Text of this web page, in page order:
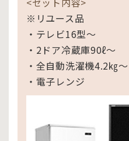
※リユース品
・テレビ16型～
・2ドア冷蔵庫90ℓ～
・全自動洗濯機4.2㎏～
・電子レンジ